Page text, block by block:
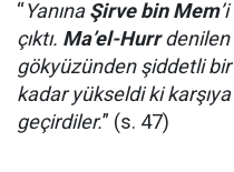
“YanınaŞirve bin Mem
çıktı. Ma’el-Hurrdenilen
gökyüzünden şiddetli
kadar yükseldi ki
geçirdiler.” (s. 47)